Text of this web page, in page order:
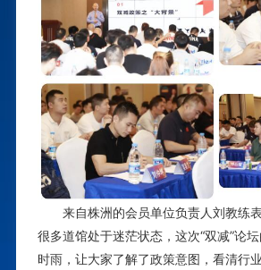
来自株洲的会员单位负责人刘教练表
很多道馆处于迷茫状态，这次“双减”论
时雨，让大家了解了政策意图，看清行